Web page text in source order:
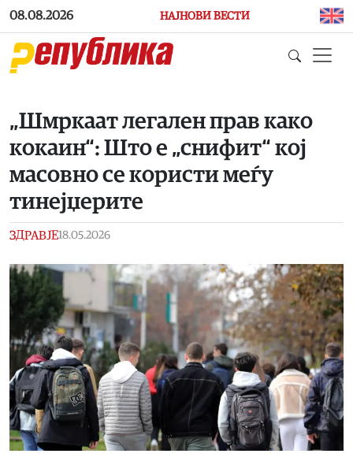
Skip to main content
08.08.2026 НАЈНОВИ ВЕСТИ
„Шмркаат легален прав како
кокаин“: Што е „снифит“ кој
масовно се користи меѓу
тинејџерите
ЗДРАВЈЕ18.05.2026